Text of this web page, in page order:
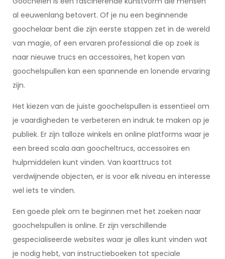
al eeuwenlang betovert. Of je nu een beginnende
goochelaar bent die zijn eerste stappen zet in de wereld
van magie, of een ervaren professional die op zoek is
naar nieuwe trucs en accessoires, het kopen van
goochelspullen kan een spannende en lonende ervaring
zijn.
Het kiezen van de juiste goochelspullen is essentieel om
je vaardigheden te verbeteren en indruk te maken op je
publiek. Er zijn talloze winkels en online platforms waar je
een breed scala aan goocheltrucs, accessoires en
hulpmiddelen kunt vinden. Van kaarttrucs tot
verdwijnende objecten, er is voor elk niveau en interesse
wel iets te vinden.
Een goede plek om te beginnen met het zoeken naar
goochelspullen is online. Er zijn verschillende
gespecialiseerde websites waar je alles kunt vinden wat
je nodig hebt, van instructieboeken tot speciale